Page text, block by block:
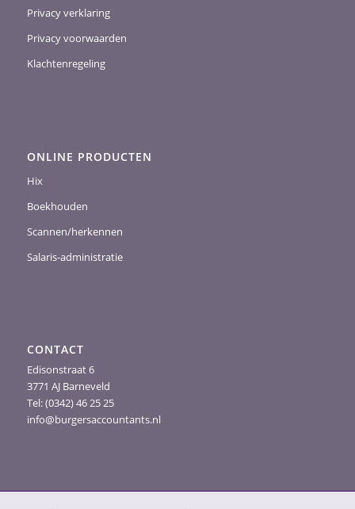
Privacy verklaring
Privacy voorwaarden
Klachtenregeling
ONLINE PRODUCTEN
Hix
Boekhouden
Scannen/herkennen
Salaris-administratie
CONTACT
Edisonstraat 6
3771 AJ Barneveld
Tel: (0342) 46 25 25
info@burgersaccountants.nl